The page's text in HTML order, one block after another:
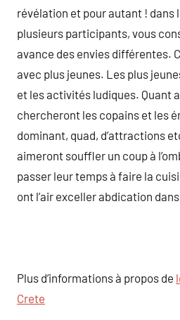
révélation et pour autant ! dans
plusieurs participants, vous
avance des envies différentes.
avec plus jeunes. Les plus
et les activités ludiques. Quant
chercheront les copains et les
dominant, quad, d’attractions
aimeront souffler un coup à
passer leur temps à faire la
ont l’air exceller abdication
Plus d’informations à propos de
Crete